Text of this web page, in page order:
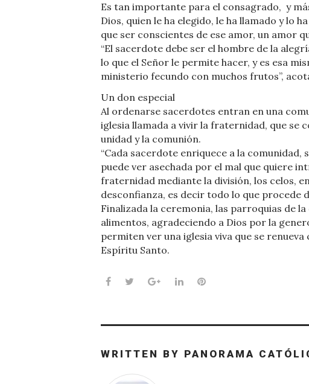
Es tan importante para el consagrado, y
Dios, quien le ha elegido, le ha llamado y lo
que ser conscientes de ese amor, un amor
“El sacerdote debe ser el hombre de la
lo que el Señor le permite hacer, y es esa
ministerio fecundo con muchos frutos”,
Un don especial
Al ordenarse sacerdotes entran en una
iglesia llamada a vivir la fraternidad, que se
unidad y la comunión.
“Cada sacerdote enriquece a la
puede ver asechada por el mal que quiere
fraternidad mediante la división, los celos,
desconfianza, es decir todo lo que procede
Finalizada la ceremonia, las parroquias de
alimentos, agradeciendo a Dios por la
permiten ver una iglesia viva que se
Espíritu Santo.
Facebook
TwitterGoogle+LinkedInPinterest
WRITTEN BY PANORAMA